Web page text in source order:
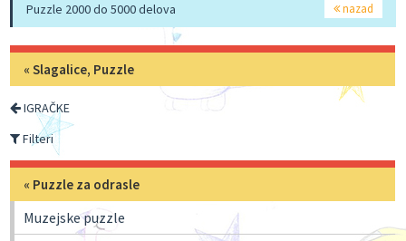
Puzzle 2000 do 5000 delova
nazad
«Slagalice, Puzzle
IGRAČKE
Filteri
« Puzzle za odrasle
Muzejske puzzle